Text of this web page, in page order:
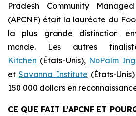
Pradesh Community
(APCNF) était la lauréate du
la plus grande distinction
monde. Les autres
Kitchen (États-Unis), NoPalm
etSavanna Institute (États-
150 000 dollars en
CE QUE FAIT L’APCNF ET